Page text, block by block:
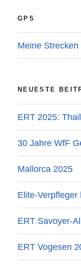
GPS
Meine Strecken
NEUESTE
ERT 2025:
30 Jahre WfF
Mallorca 2025
Elite-
ERT Savoyer-
ERT Vogesen